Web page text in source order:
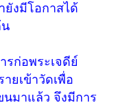
ยังมีโอกาสได้
น
รก่อพระเจดีย์
ยเข้าวัดเพื่อ
นมาแล้ว จึงมีการ